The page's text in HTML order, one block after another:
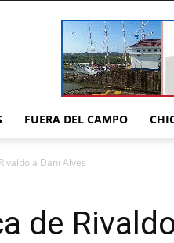
FUERA DEL CAMPO
a Dani Alves
de